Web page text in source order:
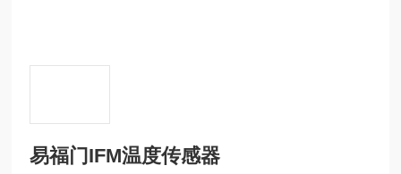
易福门IFM温度传感器